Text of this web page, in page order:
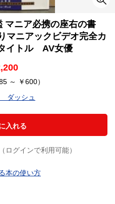
マニア必携の座右の書
マニアックビデオ完全カ
イトル AV女優
～ ￥600）
ダッシュ
入れる
ログインで利用可能）
本の使い方